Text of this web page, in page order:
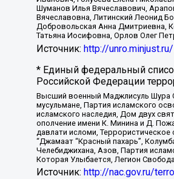
Шуманов Илья Вячеславович,
Вячеславовна, Литинский Леонид
Добровольская Анна Дмитриевна,
Татьяна Иосифовна, Орлов Олег
Источник: http://
* Единый федеральный
Российской Федерации
Высший военный Маджлисуль Шура
мусульмане, Партия исламского
исламского наследия, Дом двух
ополчение имени К. Минина и Д.
давлати исломи,
“Джамаат “Красный пахарь”,
Челебиджихана, Азов, Партия
Которая Улыбается, Легион
Источник: http://nac.gov.ru/